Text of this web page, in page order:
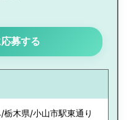
募する
木県/小山市駅東通り